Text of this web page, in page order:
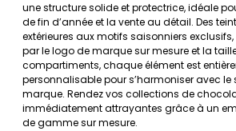
une structure solide et protectrice, idéale
de fin d’année et la vente au détail. Des
extérieures aux motifs saisonniers
par le logo de marque sur mesure et la
compartiments, chaque élément est
personnalisable pour s’harmoniser avec le
marque. Rendez vos collections de
immédiatement attrayantes grâce à un
de gamme sur mesure.